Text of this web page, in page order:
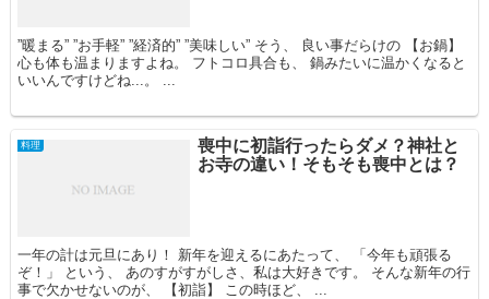
”暖まる” ”お手軽” ”経済的” ”美味しい” そう、 良い事だらけの 【お鍋】
心も体も温まりますよね。 フトコロ具合も、 鍋みたいに温かくなると
いいんですけどね...。 ...
料理
喪中に初詣行ったらダメ？神社と
お寺の違い！そもそも喪中とは？
一年の計は元旦にあり！ 新年を迎えるにあたって、 「今年も頑張る
ぞ！」 という、 あのすがすがしさ、私は大好きです。 そんな新年の行
事で欠かせないのが、 【初詣】 この時ほど、 ...